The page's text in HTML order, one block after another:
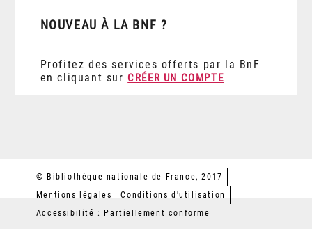
NOUVEAU À LA BNF ?
Profitez des services offerts par la BnF
en cliquant sur CRÉER UN COMPTE
© Bibliothèque nationale de France, 2017
Mentions légales
Conditions d'utilisation
Accessibilité : Partiellement conforme